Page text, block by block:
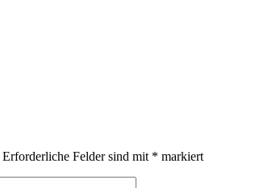
Erforderliche Felder sind mit * markiert